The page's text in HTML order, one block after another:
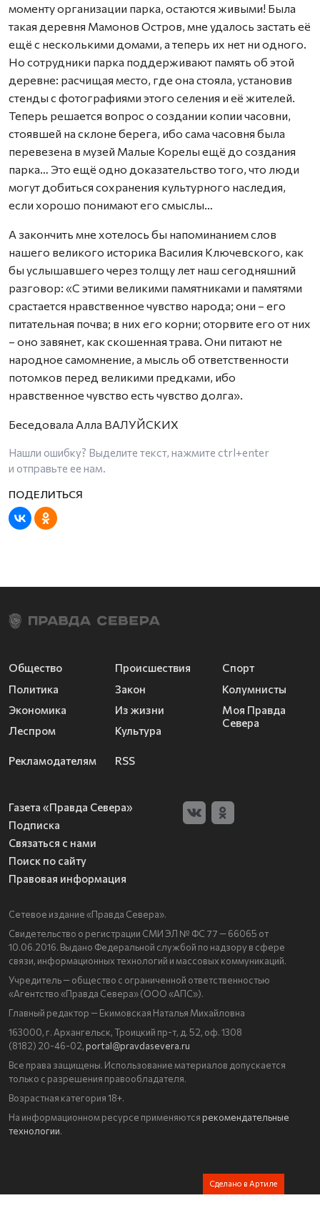
моменту организации парка, остаются живыми! Была
такая деревня Мамонов Остров, мне удалось застать её
ещё с несколькими домами, а теперь их нет ни одного.
Но сотрудники парка поддерживают память об этой
деревне: расчищая место, где она стояла, установив
стенды с фотографиями этого селения и её жителей.
Теперь решается вопрос о создании копии часовни,
стоявшей на склоне берега, ибо сама часовня была
перевезена в музей Малые Корелы ещё до создания
парка… Это ещё одно доказательство того, что люди
могут добиться сохранения культурного наследия,
если хорошо понимают его смыслы…
А закончить мне хотелось бы напоминанием слов
нашего великого историка Василия Ключевского, как
бы услышавшего через толщу лет наш сегодняшний
разговор: «С этими великими памятниками и памятями
срастается нравственное чувство народа; они – его
питательная почва; в них его корни; оторвите его от них
– оно завянет, как скошенная трава. Они питают не
народное самомнение, а мысль об ответственности
потомков перед великими предками, ибо
нравственное чувство есть чувство долга».
Беседовала Алла ВАЛУЙСКИХ
Нашли ошибку? Выделите текст, нажмите ctrl+enter
и отправьте ее нам.
Общество
Политика
Экономика
Леспром
Происшествия
Закон
Из жизни
Культура
Спорт
Колумнисты
Моя Правда
Севера
Рекламодателям RSS
Газета «Правда Севера»
Подписка
Связаться с нами
Поиск по сайту
Правовая информация
Сетевое издание «Правда Севера».
Свидетельство о регистрации СМИ ЭЛ № ФС 77 — 66065 от
10.06.2016. Выдано Федеральной службой по надзору в сфере
связи, информационных технологий и массовых коммуникаций.
Учредитель — общество с ограниченной ответственностью
«Агентство «Правда Севера» (ООО «АПС»).
Главный редактор — Екимовская Наталья Михайловна
163000, г. Архангельск, Троицкий пр-т, д. 52, оф. 1308
(8182) 20-46-02, portal@pravdasevera.ru
Все права защищены. Использование материалов допускается
только с разрешения правообладателя.
Возрастная категория 18+.
На информационном ресурсе применяются рекомендательные
технологии.
Сделано в Артиле